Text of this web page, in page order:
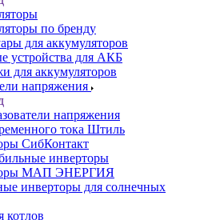
по бренду
для аккумуляторов
устройства для АКБ
для аккумуляторов
напряжения
напряжения
тока Штиль
СибКонтакт
инверторы
МАП ЭНЕРГИЯ
инверторы для солнечных
котлов